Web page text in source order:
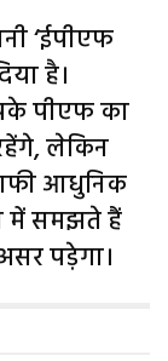
‘ईपीएफ
है।
पीएफ का
लेकिन
आधुनिक
में समझते हैं
पड़ेगा।